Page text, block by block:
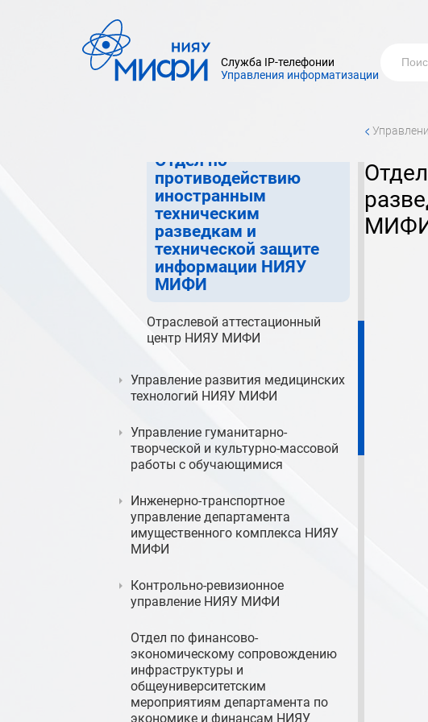
Служба IP-телефонии
Управления информатизации
управление
Управление режима и
Отдел по
противодействию
иностранным
техническим
разведкам и
технической защите
информации НИЯУ
МИФИ
Отраслевой аттестационный
центр НИЯУ МИФИ
Управление развития медицинских
технологий НИЯУ МИФИ
Управление гуманитарно-
творческой и культурно-массовой
работы с обучающимися
Инженерно-транспортное
управление департамента
имущественного комплекса НИЯУ
МИФИ
Контрольно-ревизионное
управление НИЯУ МИФИ
Отдел по финансово-
экономическому сопровождению
инфраструктуры и
общеуниверситетским
мероприятиям департамента по
экономике и финансам НИЯУ
<
Отдел по противодействию иностранным техническим